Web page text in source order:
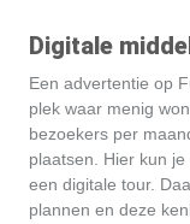
Digitale
Een advertentie op
plek waar menig
bezoekers per
plaatsen. Hier kun je
een digitale tour.
plannen en deze